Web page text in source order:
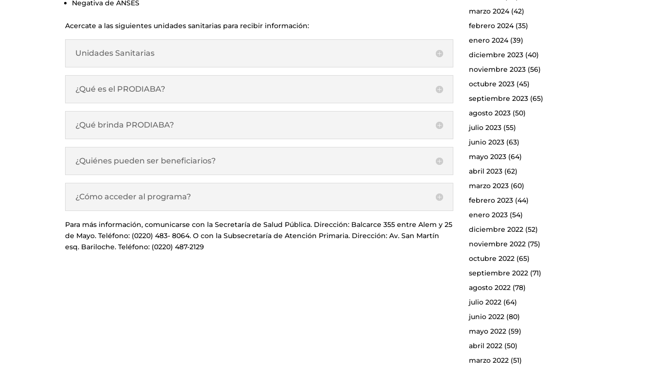
Negativa de ANSES
Acercate a las siguientes unidades sanitarias para recibir información:
Unidades Sanitarias
¿Qué es el PRODIABA?
¿Qué brinda PRODIABA?
¿Quiénes pueden ser beneficiarios?
¿Cómo acceder al programa?
Para más información, comunicarse con la Secretaría de Salud Pública. Dirección: Balcarce 355 entre Alem y 25
de Mayo. Teléfono: (0220) 483- 8064. O con la Subsecretaría de Atención Primaria. Dirección: Av. San Martín
esq. Bariloche. Teléfono: (0220) 487-2129
marzo 2024(42)
febrero 2024(35)
enero 2024(39)
diciembre 2023(40)
noviembre 2023(56)
octubre 2023(45)
septiembre 2023(65)
agosto 2023(50)
julio 2023(55)
junio 2023(63)
mayo 2023(64)
abril 2023(62)
marzo 2023(60)
febrero 2023(44)
enero 2023(54)
diciembre 2022(52)
noviembre 2022(75)
octubre 2022(65)
septiembre 2022(71)
agosto 2022(78)
julio 2022(64)
junio 2022(80)
mayo 2022(59)
abril 2022(50)
marzo 2022(51)